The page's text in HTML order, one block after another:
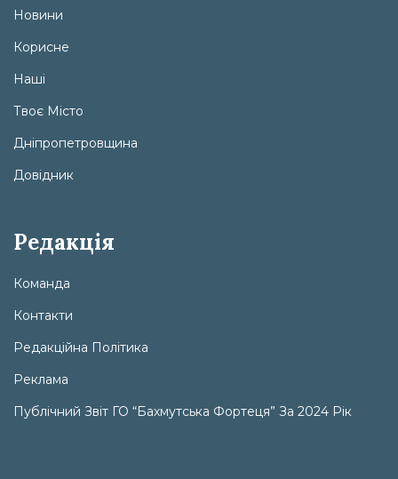
Новини
Корисне
Наші
Твоє Місто
Дніпропетровщина
Довідник
Редакція
Команда
Контакти
Редакційна Політика
Реклама
Публічний Звіт ГО “Бахмутська Фортеця” За 2024 Рік